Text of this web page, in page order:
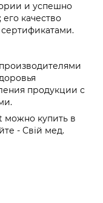
и успешно
качество
продукции с
можно купить в
- Свій мед.